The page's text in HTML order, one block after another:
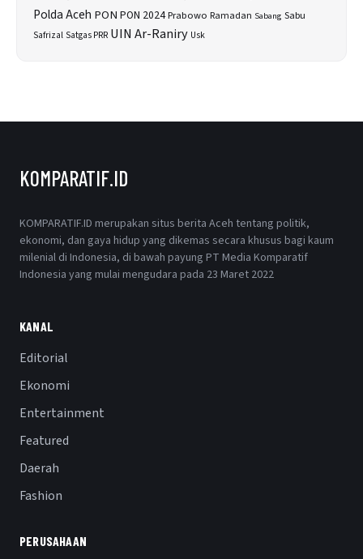
Polda Aceh PON PON 2024Prabowo Ramadan Sabang Sabu
SafrizalSatgas PRR UIN Ar-Raniry Usk
KOMPARATIF.ID
KOMPARATIF.ID merupakan situs berita Aceh tentang politik,
ekonomi, dan gaya hidup yang dikemas secara khusus bagi kaum
milenial di Indonesia, di bawah payung PT Media Komparatif
Indonesia yang mulai mengudara pada 23 Maret 2022
KANAL
Editorial
Ekonomi
Entertainment
Featured
Daerah
Fashion
PERUSAHAAN